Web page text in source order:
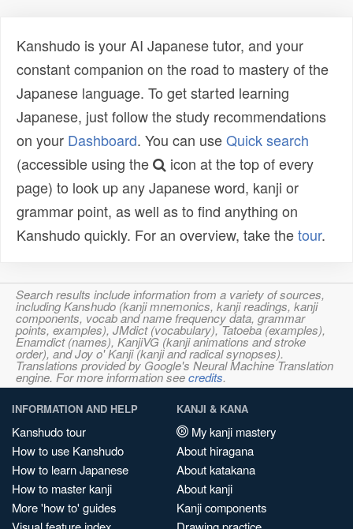
Kanshudo is your AI Japanese tutor, and your
constant companion on the road to mastery of the
Japanese language. To get started learning
Japanese, just follow the study recommendations
on your Dashboard. You can useQuick search
(accessible using the
icon at the top of every
page) to look up any Japanese word, kanji or
grammar point, as well as to find anything on
Kanshudo quickly. For an overview, take thetour.
Search results include information from a variety of sources,
including Kanshudo (kanji mnemonics, kanji readings, kanji
components, vocab and name frequency data, grammar
points, examples), JMdict (vocabulary), Tatoeba (examples),
Enamdict (names), KanjiVG (kanji animations and stroke
order), and Joy o' Kanji (kanji and radical synopses).
Translations provided by Google's Neural Machine Translation
engine. For more information seecredits.
INFORMATION AND HELP
Kanshudo tour
How to use Kanshudo
How to learn Japanese
How to master kanji
More 'how to' guides
KANJI & KANA
My kanji mastery
About hiragana
About katakana
About kanji
Kanji components